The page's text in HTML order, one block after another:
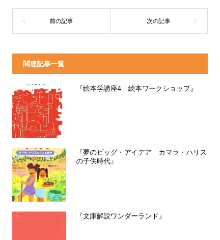
関連記事一覧
『絵本学講座4 絵本ワークショップ』
『夢のビッグ・アイデア カマラ・ハリス
の子供時代』
『文庫解説ワンダーランド』